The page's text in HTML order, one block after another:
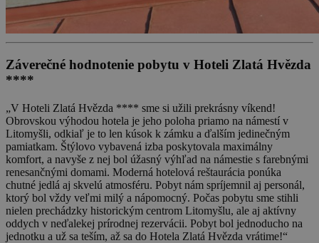
Záverečné hodnotenie pobytu v Hoteli Zlatá Hvězda
****
„V Hoteli Zlatá Hvězda **** sme si užili prekrásny víkend!
Obrovskou výhodou hotela je jeho poloha priamo na námestí v
Litomyšli, odkiaľ je to len kúsok k zámku a ďalším jedinečným
pamiatkam. Štýlovo vybavená izba poskytovala maximálny
komfort, a navyše z nej bol úžasný výhľad na námestie s farebnými
renesančnými domami. Moderná hotelová reštaurácia ponúka
chutné jedlá aj skvelú atmosféru. Pobyt nám spríjemnil aj personál,
ktorý bol vždy veľmi milý a nápomocný. Počas pobytu sme stihli
nielen prechádzky historickým centrom Litomyšlu, ale aj aktívny
oddych v neďalekej prírodnej rezervácii. Pobyt bol jednoducho na
jednotku a už sa teším, až sa do Hotela Zlatá Hvězda vrátime!“